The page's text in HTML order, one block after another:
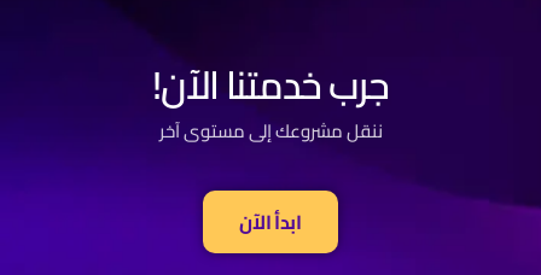
جرب خدمتنا الآن!
ننقل مشروعك إلى مستوى آخر
ابدأ الآن